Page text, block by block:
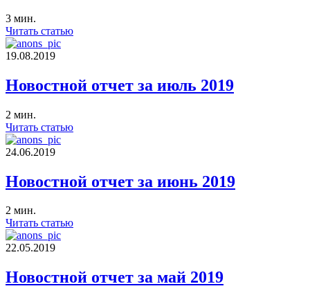
3 мин.
Читать статью
19.08.2019
Новостной отчет за июль 2019
2 мин.
Читать статью
24.06.2019
Новостной отчет за июнь 2019
2 мин.
Читать статью
22.05.2019
Новостной отчет за май 2019